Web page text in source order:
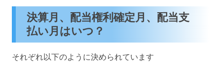
決算月、配当権利確定月、配当支
払い月はいつ？
それぞれ以下のように決められています